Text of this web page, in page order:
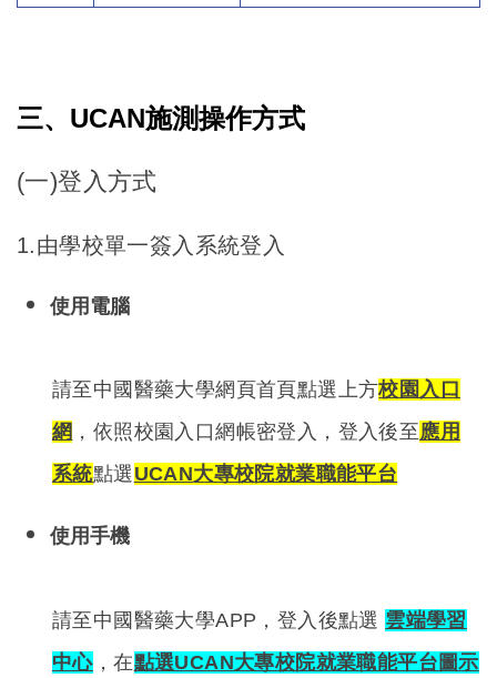
三、UCAN施測操作方式
(一)登入方式
1.由學校單一簽入系統登入
使用電腦
請至中國醫藥大學網頁首頁點選上方校園入口
網 ，依照校園入口網帳密登入，登入後至應用
系統點選 UCAN大專校院就業職能平台
使用手機
請至中國醫藥大學APP，登入後點選 雲端學習
中心，在點選UCAN大專校院就業職能平台圖示